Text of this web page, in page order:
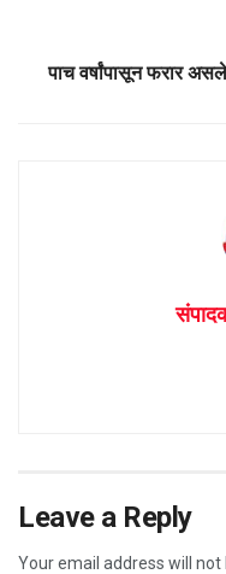
पाच वर्षांपासून फरार
Leave a Reply
Your email address will not